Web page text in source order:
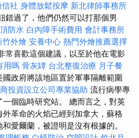
信社 身體放鬆按摩 新北律師事務所
錯過了，他們仍然可以打那個男
防水 白內障手術費用 會計事務所
竹外燴 安養中心 熱門外燴推薦選擇
常喜歡這個建議，以至於他在電影
用嗎 骨灰罈 台北整復治療 月子餐
政府將該地區置於軍事隔離範圍
投資設立公司專業協助 流行病學專
個臨時研究站。 總而言之，對英
革命的火焰已經到加拿大，蘇格
愛爾蘭，被證明是沒有根據的。